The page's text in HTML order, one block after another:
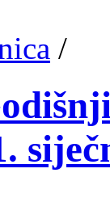
/